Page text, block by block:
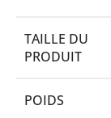
TAILLE DU
PRODUIT
POIDS